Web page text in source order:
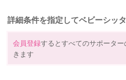
詳細条件を指定してベビーシッ
会員登録するとすべてのサポータ
きます